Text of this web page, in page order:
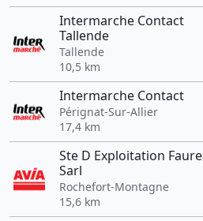
Intermarche Contact
Tallende
Tallende
10,5 km
Intermarche Contact
Pérignat-Sur-Allier
17,4 km
Ste D Exploitation Faure
Sarl
Rochefort-Montagne
15,6 km